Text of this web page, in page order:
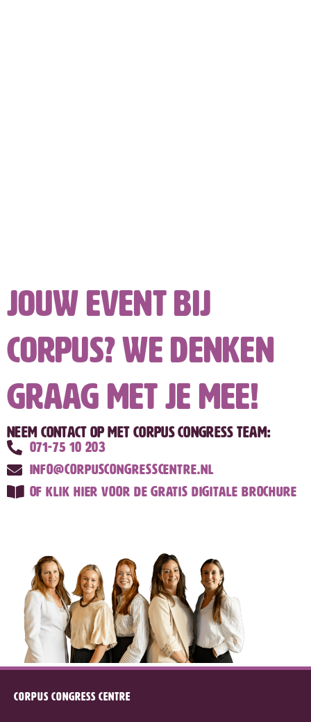
Jouw event bij
CORPUS? We denken
graag met je mee!
Neem contact op met CORPUS Congress Team:
071-75 10 203
info@corpuscongresscentre.nl
Of klik hier voor de gratis digitale brochure
CORPUS CONGRESS CENTRE